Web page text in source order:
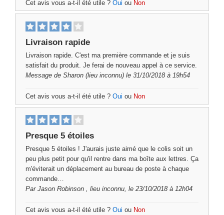
Cet avis vous a-t-il été utile ? Oui ou Non
Livraison rapide
Livraison rapide. C'est ma première commande et je suis
satisfait du produit. Je ferai de nouveau appel à ce service.
Message de Sharon (lieu inconnu) le 31/10/2018 à 19h54
Cet avis vous a-t-il été utile ? Oui ou Non
Presque 5 étoiles
Presque 5 étoiles ! J'aurais juste aimé que le colis soit un
peu plus petit pour qu'il rentre dans ma boîte aux lettres. Ça
m'éviterait un déplacement au bureau de poste à chaque
commande…
Par Jason Robinson , lieu inconnu, le 23/10/2018 à 12h04
Cet avis vous a-t-il été utile ? Oui ou Non